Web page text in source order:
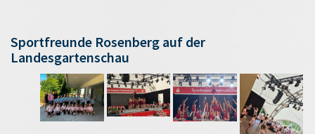
Sportfreunde Rosenberg auf der
Landesgartenschau